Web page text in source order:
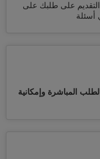
التقديم على طلبك على
أسئلة
المباشرة وإمكانية